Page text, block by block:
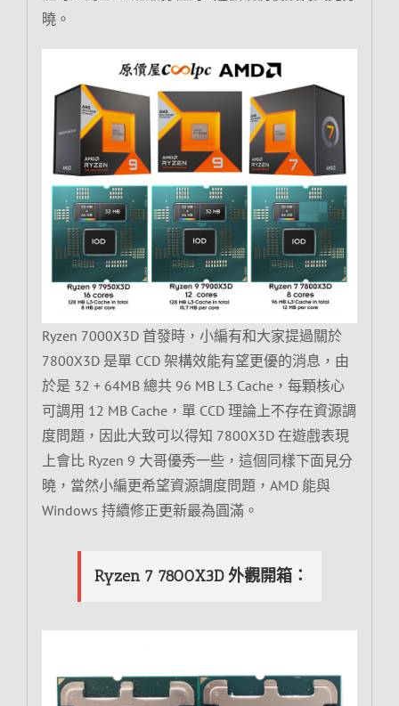
曉。
Ryzen 7000X3D 首發時，小編有和大家提過關於
7800X3D 是單 CCD 架構效能有望更優的消息，由
於是 32 + 64MB 總共 96 MB L3 Cache，每顆核心
可調用 12 MB Cache，單 CCD 理論上不存在資源調
度問題，因此大致可以得知 7800X3D 在遊戲表現
上會比 Ryzen 9 大哥優秀一些，這個同樣下面見分
曉，當然小編更希望資源調度問題，AMD 能與
Windows 持續修正更新最為圓滿。
Ryzen 7 7800X3D 外觀開箱：